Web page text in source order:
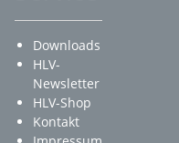
Downloads
HLV-
Newsletter
HLV-Shop
Kontakt